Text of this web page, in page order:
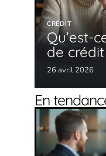
CRÉDIT
Qu’est-
de crédit
26 avril 2026
En